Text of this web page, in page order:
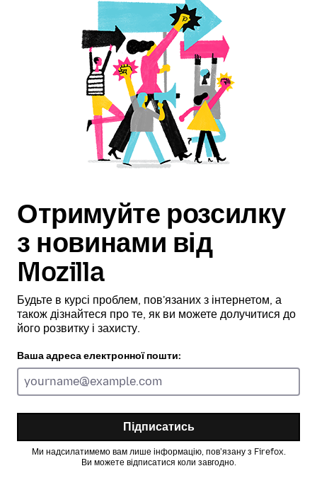
Отримуйте розсилку
з новинами від
Mozilla
Будьте в курсі проблем, пов'язаних з інтернетом, а
також дізнайтеся про те, як ви можете долучитися до
його розвитку і захисту.
Ваша адреса електронної пошти:
Підписатись
Ми надсилатимемо вам лише інформацію, пов'язану з Firefox.
Ви можете відписатися коли завгодно.